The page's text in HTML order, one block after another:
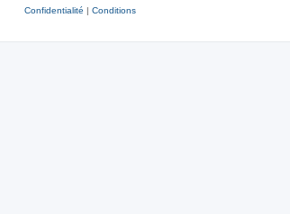
Confidentialité | Conditions